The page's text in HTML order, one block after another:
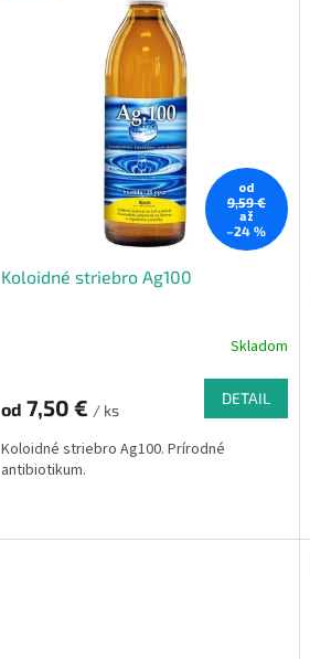
od
9,59 €
až
–24 %
Koloidné striebro Ag100
Skladom
od 7,50 € / ks
DETAIL
Koloidné striebro Ag100. Prírodné
antibiotikum.